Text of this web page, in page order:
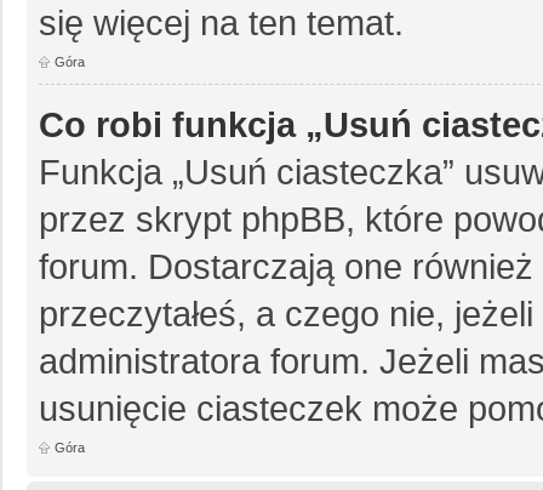
się więcej na ten temat.
Góra
Co robi funkcja „Usuń
Funkcja „Usuń ciasteczka”
przez skrypt phpBB, które
forum. Dostarczają one
przeczytałeś, a czego nie,
administratora forum. Jeżeli
usunięcie ciasteczek może
Góra